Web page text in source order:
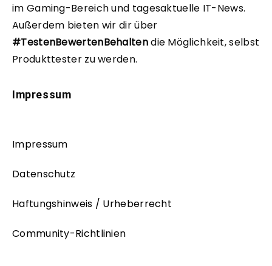
im Gaming-Bereich und tagesaktuelle IT-News.
Außerdem bieten wir dir über
#TestenBewertenBehaltendie Möglichkeit, selbst
Produkttester zu werden.
Impressum
Impressum
Datenschutz
Haftungshinweis / Urheberrecht
Community-Richtlinien